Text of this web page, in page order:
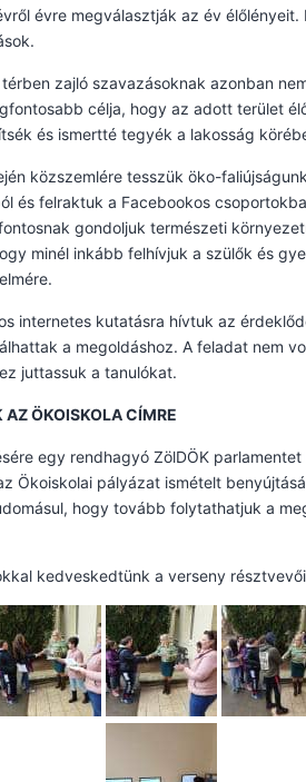
évre megválasztják az év
térben zajló szavazásoknak azonban
célja, hogy az adott terület
és ismertté tegyék a lakosság
közszemlére tesszük öko-
és felraktuk a Facebookos
gondoljuk természeti
minél inkább felhívjuk a szülők és
internetes kutatásra hívtuk az
a megoldáshoz. A feladat nem
juttassuk a tanulókat.
AZ ÖKOISKOLA CÍMRE
egy rendhagyó ZölDÖK
Ökoiskolai pályázat ismételt
hogy tovább folytathatjuk a
kedveskedtünk a verseny